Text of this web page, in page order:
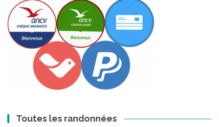
Toutes les randonnées